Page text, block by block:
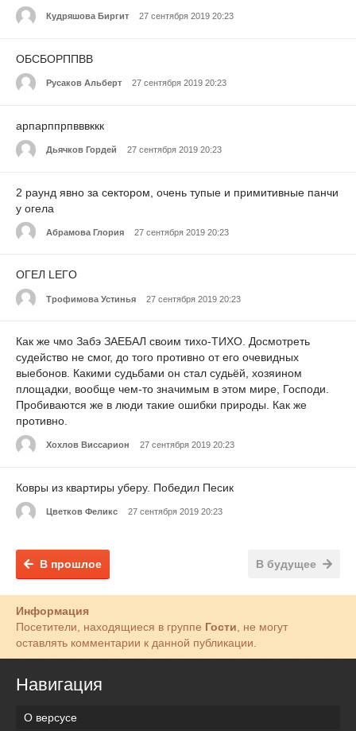
Кудряшова Биргит 27 сентября 2019 20:23
ОБСБОРППВВ
Русаков Альберт 27 сентября 2019 20:23
арпарппрпвввккк
Дьячков Гордей 27 сентября 2019 20:23
2 раунд явно за сектором, очень тупые и примитивные панчи
у огела
Абрамова Глория 27 сентября 2019 20:23
OГЕЛ LEГO
Трофимова Устинья 27 сентября 2019 20:23
Как же чмо Забэ ЗАЕБАЛ своим тихо-ТИХО. Досмотреть
судейство не смог, до того противно от его очевидных
выебонов. Какими судьбами он стал судьёй, хозяином
площадки, вообще чем-то значимым в этом мире, Господи.
Пробиваются же в люди такие ошибки природы. Как же
противно.
Хохлов Виссарион 27 сентября 2019 20:23
Ковры из квартиры уберу. Победил Песик
Цветков Феликс 27 сентября 2019 20:23
В будущее
В прошлое
Информация
Посетители, находящиеся в группе Гости , не могут
оставлять комментарии к данной публикации.
Навигация
О версусе